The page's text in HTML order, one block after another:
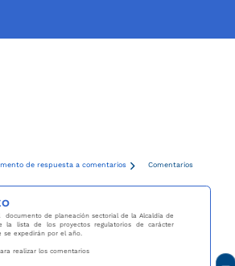
de respuesta a comentarios Comentarios
documento de planeación sectorial de la Alcaldía de
la lista de los proyectos regulatorios de carácter
se expedirán por el año.
realizar los comentarios